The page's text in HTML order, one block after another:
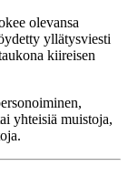
olevansa
yllätysviesti
kiireisen
yhteisiä muistoja,